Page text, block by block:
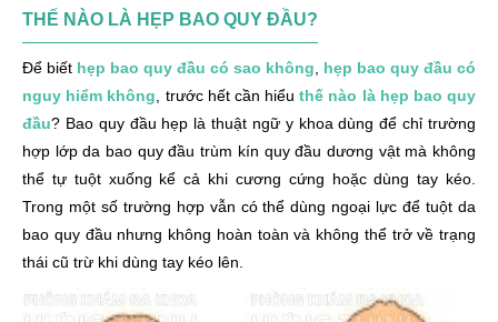
Hẹp bao quy đầu có nguy hiểm không?
Cản trở sự phát triển của dương vật
Gây khó khăn cho việc đi tiểu
Gây các bệnh viêm nhiễm
Ảnh hưởng đến đời sống tình dục
Tăng nguy cơ ung thư dương vật
Làm gì để tránh những hiểm họa mà hẹp bao quy đầu
gây ra
THẾ NÀO LÀ HẸP BAO QUY ĐẦU?
Để biết hẹp bao quy đầu có sao không
hẹp bao quy đầu có
nguy hiểm không , trước hết cần hiểuthế nào là hẹp bao quy
đầu? Bao quy đầu hẹp là thuật ngữ y khoa dùng để chỉ trường
hợp lớp da bao quy đầu trùm kín quy đầu dương vật mà không
thể tự tuột xuống kể cả khi cương cứng hoặc dùng tay kéo.
Trong một số trường hợp vẫn có thể dùng ngoại lực để tuột da
bao quy đầu nhưng không hoàn toàn và không thể trở về trạng
thái cũ trừ khi dùng tay kéo lên.